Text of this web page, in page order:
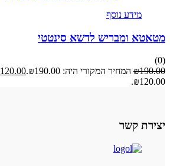
מידע נוסף
מטאטא ומבריש לדשא סינטטי
(0)
₪190.00 המחיר המקורי היה: ₪190.00. 120.00
₪120.00.
יצירת קשר